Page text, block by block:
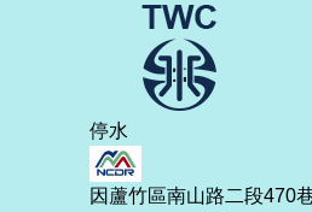
停水
因蘆竹區南山路二段470